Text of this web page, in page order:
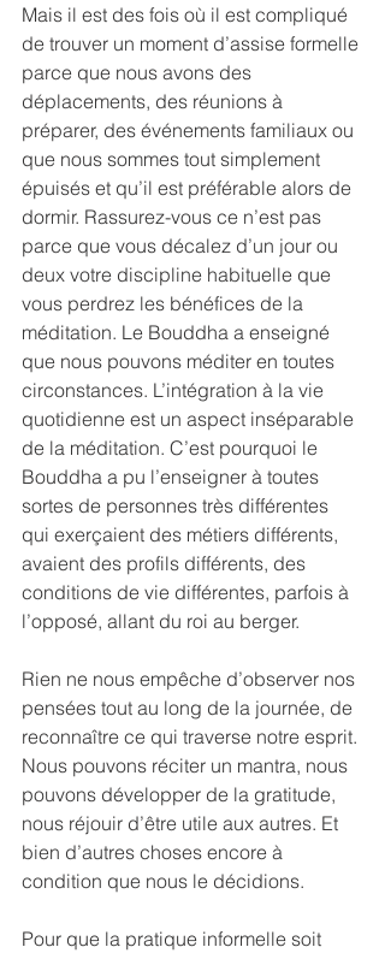
Mais il est des fois où il est compliqué
de trouver un moment d’assise formelle
parce que nous avons des
déplacements, des réunions à
préparer, des événements familiaux ou
que nous sommes tout simplement
épuisés et qu’il est préférable alors de
dormir. Rassurez-vous ce n’est pas
parce que vous décalez d’un jour ou
deux votre discipline habituelle que
vous perdrez les bénéfices de la
méditation. Le Bouddha a enseigné
que nous pouvons méditer en toutes
circonstances. L’intégration à la vie
quotidienne est un aspect inséparable
de la méditation. C’est pourquoi le
Bouddha a pu l’enseigner à toutes
sortes de personnes très différentes
qui exerçaient des métiers différents,
avaient des profils différents, des
conditions de vie différentes, parfois à
l’opposé, allant du roi au berger.
Rien ne nous empêche d’observer nos
pensées tout au long de la journée, de
reconnaître ce qui traverse notre esprit.
Nous pouvons réciter un mantra, nous
pouvons développer de la gratitude,
nous réjouir d’être utile aux autres. Et
bien d’autres choses encore à
condition que nous le décidions.
Pour que la pratique informelle soit